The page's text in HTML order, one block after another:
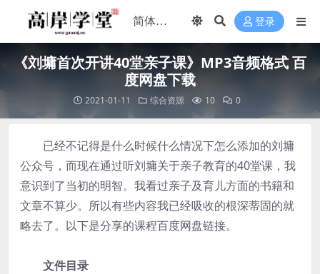
登录
《刘墉首次开讲40堂亲子课》MP3音频格式 百
度网盘下载
2021-01-11 综合资源 10 0
已经不记得是什么时候什么情况下怎么添加的刘墉
公众号，而现在通过听刘墉关于亲子教育的40堂课，我
意识到了当初的明智。我看过亲子及育儿方面的书籍和
文章不算少。所以有些内容我已经吸收的根深蒂固的就
略去了。以下是分享的课程百度网盘链接。
文件目录